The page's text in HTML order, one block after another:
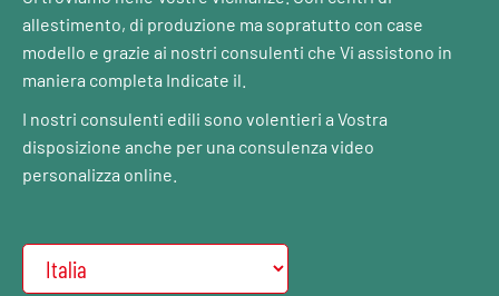
allestimento, di produzione ma sopratutto con case
modello e grazie ai nostri consulenti che Vi assistono in
maniera completa Indicate il.
I nostri consulenti edili sono volentieri a Vostra
disposizione anche per una consulenza video
personalizza online.